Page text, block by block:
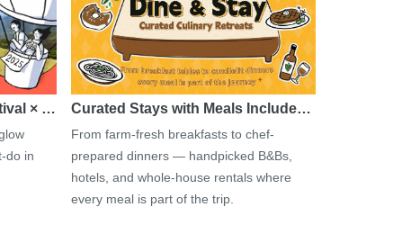
× …
do in
Curated Stays with Meals Include…
From farm-fresh breakfasts to chef-
prepared dinners — handpicked B&Bs,
hotels, and whole-house rentals where
every meal is part of the trip.